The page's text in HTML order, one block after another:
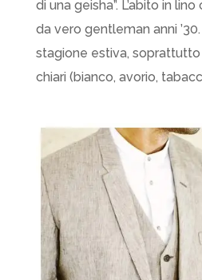
di una geisha”. L’abito in
da vero gentleman anni
stagione estiva,
chiari (bianco, avorio,